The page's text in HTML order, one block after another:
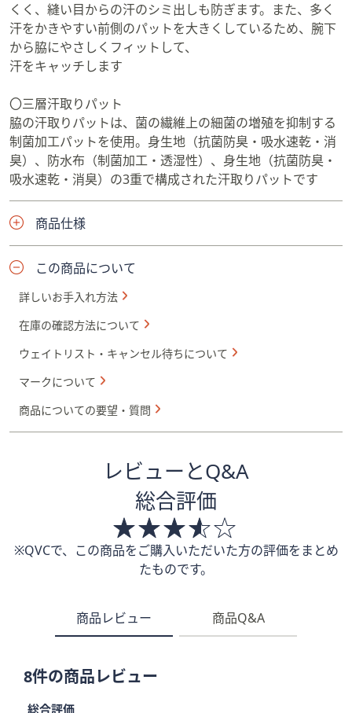
くく、縫い目からの汗のシミ出しも防ぎます。また、多く
汗をかきやすい前側のパットを大きくしているため、腕下
から脇にやさしくフィットして、
汗をキャッチします
〇三層汗取りパット
脇の汗取りパットは、菌の繊維上の細菌の増殖を抑制する
制菌加工パットを使用。身生地（抗菌防臭・吸水速乾・消
臭）、防水布（制菌加工・透湿性）、身生地（抗菌防臭・
吸水速乾・消臭）の3重で構成された汗取りパットです
商品仕様
この商品について
詳しいお手入れ方法
在庫の確認方法について
ウェイトリスト・キャンセル待ちについて
マークについて
商品についての要望・質問
レビューとQ&A
総合評価
※QVCで、この商品をご購入いただいた方の評価をまとめ
たものです。
商品レビュー 商品Q&A
8件の商品レビュー
総合評価